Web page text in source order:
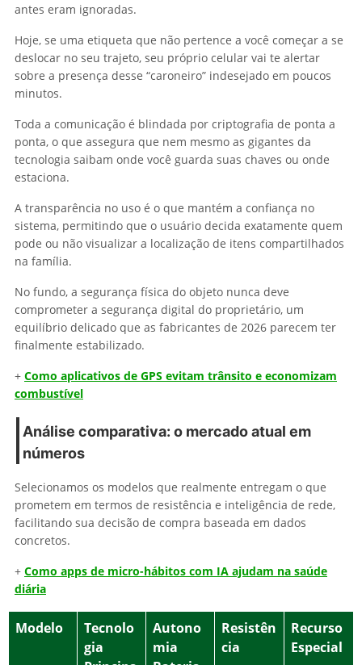
antes eram ignoradas.
Hoje, se uma etiqueta que não pertence a você começar a se
deslocar no seu trajeto, seu próprio celular vai te alertar
sobre a presença desse “caroneiro” indesejado em poucos
minutos.
Toda a comunicação é blindada por criptografia de ponta a
ponta, o que assegura que nem mesmo as gigantes da
tecnologia saibam onde você guarda suas chaves ou onde
estaciona.
A transparência no uso é o que mantém a confiança no
sistema, permitindo que o usuário decida exatamente quem
pode ou não visualizar a localização de itens compartilhados
na família.
No fundo, a segurança física do objeto nunca deve
comprometer a segurança digital do proprietário, um
equilíbrio delicado que as fabricantes de 2026 parecem ter
finalmente estabilizado.
+ Como aplicativos de GPS evitam trânsito e economizam
combustível
Análise comparativa: o mercado atual em
números
Selecionamos os modelos que realmente entregam o que
prometem em termos de resistência e inteligência de rede,
facilitando sua decisão de compra baseada em dados
concretos.
+ Como apps de micro-hábitos com IA ajudam na saúde
diária
Modelo
Tecnolo
gia
Autono
mia
Resistên
cia
Recurso
Especial